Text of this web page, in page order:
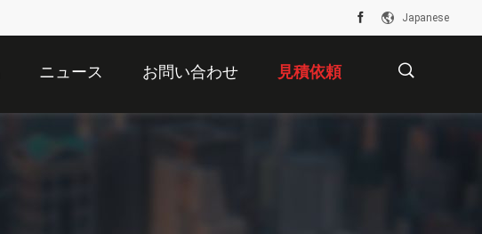
Japanese
ニュース お問い合わせ 見積依頼